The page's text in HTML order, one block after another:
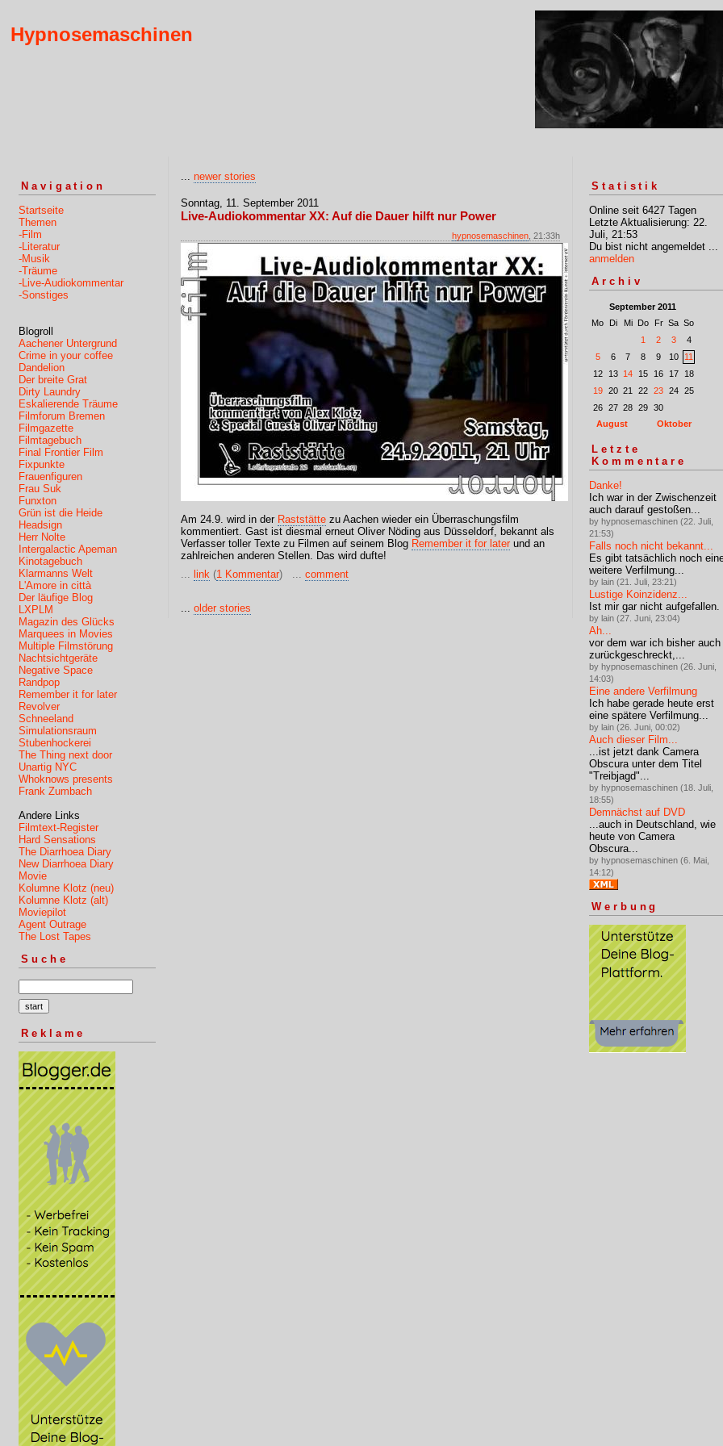
Hypnosemaschinen
Navigation
Startseite
Themen
-Film
-Literatur
-Musik
-Träume
-Live-Audiokommentar
-Sonstiges
Blogroll
Aachener Untergrund
Crime in your coffee
Dandelion
Der breite Grat
Dirty Laundry
Eskalierende Träume
Filmforum Bremen
Filmgazette
Filmtagebuch
Final Frontier Film
Fixpunkte
Frauenfiguren
Frau Suk
Funxton
Grün ist die Heide
Headsign
Herr Nolte
Intergalactic Apeman
Kinotagebuch
Klarmanns Welt
L'Amore in città
Der läufige Blog
LXPLM
Magazin des Glücks
Marquees in Movies
Multiple Filmstörung
Nachtsichtgeräte
Negative Space
Randpop
Remember it for later
Revolver
Schneeland
Simulationsraum
Stubenhockerei
The Thing next door
Unartig NYC
Whoknows presents
Frank Zumbach
Andere Links
Filmtext-Register
Hard Sensations
The Diarrhoea Diary
New Diarrhoea Diary
Movie
Kolumne Klotz (neu)
Kolumne Klotz (alt)
Moviepilot
Agent Outrage
The Lost Tapes
Suche
Reklame
... newer stories
Sonntag, 11. September 2011
Live-Audiokommentar XX: Auf die Dauer hilft nur Power
hypnosemaschinen , 21:33h
Am 24.9. wird in der Raststätte zu Aachen wieder ein Überraschungsfilm
kommentiert. Gast ist diesmal erneut Oliver Nöding aus Düsseldorf, bekannt als
Verfasser toller Texte zu Filmen auf seinem Blog Remember it for later und an
zahlreichen anderen Stellen. Das wird dufte!
... link (1 Kommentar) ... comment
... older stories
Statistik
Online seit 6427 Tagen
Letzte Aktualisierung: 22.
Juli, 21:53
Du bist nicht angemeldet ...
anmelden
Archiv
September 2011
Mo
Di Mi Do Fr Sa So
1
2 3
4
5
6 7 8 9 10
11
12
13 14 15 16 17
18
19
20 21 22 23 24
25
26
27 28 29 30
August
Oktober
Letzte
Kommentare
Danke!
Ich war in der Zwischenzeit
auch darauf gestoßen...
by hypnosemaschinen (22. Juli,
21:53)
Falls noch nicht bekannt...
Es gibt tatsächlich noch
weitere Verfilmung...
by lain (21. Juli, 23:21)
Lustige Koinzidenz...
Ist mir gar nicht aufgefallen.
by lain (27. Juni, 23:04)
Ah...
vor dem war ich bisher auch
zurückgeschreckt,...
by hypnosemaschinen (26. Juni,
14:03)
Eine andere Verfilmung
Ich habe gerade heute erst
eine spätere Verfilmung...
by lain (26. Juni, 00:02)
Auch dieser Film...
...ist jetzt dank Camera
Obscura unter dem Titel
"Treibjagd"...
by hypnosemaschinen (18. Juli,
18:55)
Demnächst auf DVD
...auch in Deutschland, wie
heute von Camera
Obscura...
by hypnosemaschinen (6. Mai,
14:12)
Werbung